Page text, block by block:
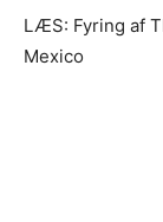
LÆS: Fyring af
Mexico